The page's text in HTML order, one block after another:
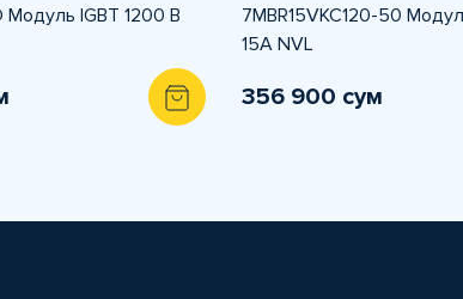
Модуль IGBT 1200 В
7MBR15VKC120-50
15А NVL
356 900 сум